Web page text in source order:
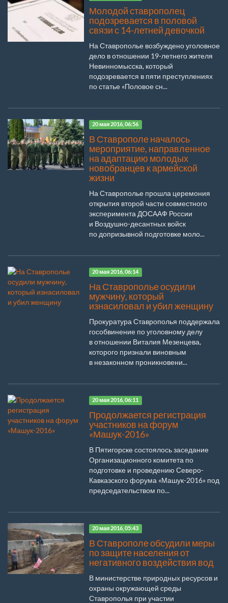
Молодой ставрополец
подозревается в половой
связи с 14-летней девочкой
На Ставрополье возбуждено уголовное
дело в отношении 19-летнего жителя
Невинномысска, который
подозревается в пяти преступлениях
по статье «Половое сн...
20 мая 2016, 06:56
В Ставрополе началось
мероприятие, направленное
на адаптацию молодых
новобранцев к армейской
жизни
На Ставрополье прошла церемония
открытия второй части совместного
эксперимента ДОСААФ России
и Воздушно-десантных войск
по допризывной подготовке моло...
20 мая 2016, 06:14
На Ставрополье осудили
мужчину, который
изнасиловал и убил женщину
Прокуратура Ставрополья поддержала
гособвинение по уголовному делу
в отношении Виталия Мезенцева,
которого признали виновным
в незаконном проникновени...
20 мая 2016, 06:11
Продолжается регистрация
участников на форум
«Машук-2016»
В Пятигорске состоялось заседание
Организационного комитета по
подготовке и проведению Северо-
Кавказского форума «Машук-2016» под
председательством по...
20 мая 2016, 05:43
В Ставрополе обсудили меры
по защите населения от
негативного воздействия вод
В министерстве природных ресурсов и
охраны окружающей среды
Ставрополья при участии